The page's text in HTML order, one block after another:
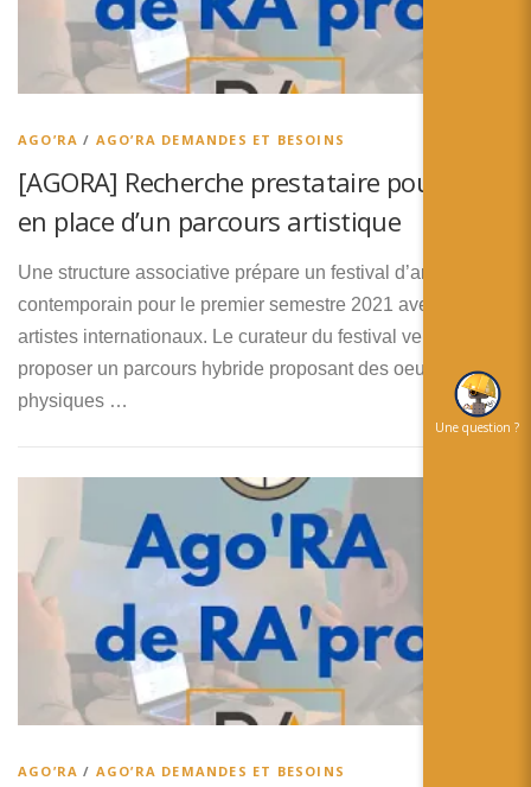
AGO’RA / AGO’RA DEMANDES ET BESOINS
[AGORA] Recherche prestataire pour mise
en place d’un parcours artistique
Une structure associative prépare un festival d’art
contemporain pour le premier semestre 2021 avec 4
artistes internationaux. Le curateur du festival veut
proposer un parcours hybride proposant des oeuvres
physiques …
AGO’RA / AGO’RA DEMANDES ET BESOINS
Une question ?